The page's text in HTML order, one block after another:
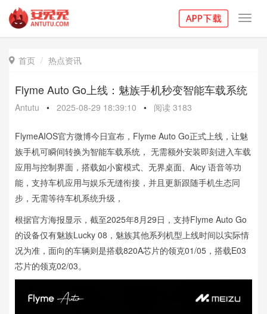
 首页 热点资讯
Flyme Auto Go上线：魅族手机秒变智能车载系统
Antutu • 2025-08-29 18:39:10 • 阅读 3183
FlymeAIOS官方微博今日宣布，Flyme Auto Go正式上线，让魅
族手机可瞬间转换为智能车载系统， 无需额外安装即刻进入车载
应用与控制界面，搭载如小窗模式、无界桌面、Aicy 语音等功
能，支持车机应用与娱乐无缝衔接，并且更新跟随手机生态同
步，无需等待车机系统升级，
根据官方海报显示，截至2025年8月29日，支持Flyme Auto Go
的设备仅有魅族Lucky 08，魅族其他系列机型上线时间以实际情
况为准，面向的车辆则是搭载820A芯片的领克01/05，搭载E03
芯片的领克02/03。